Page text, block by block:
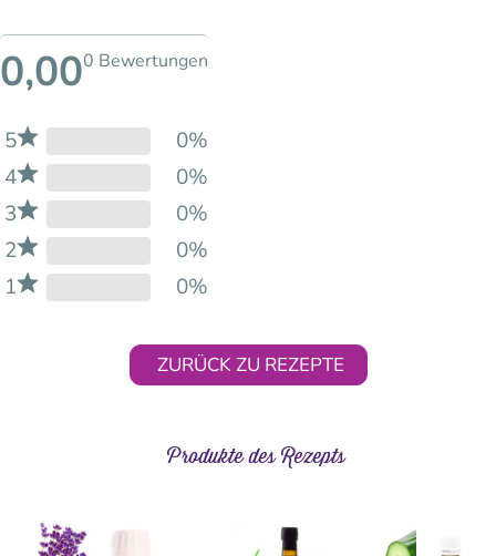
0,000 Bewertungen
5
0%
4
0%
3
0%
2
0%
1
0%
ZURÜCK ZU REZEPTE
Produkte des Rezepts